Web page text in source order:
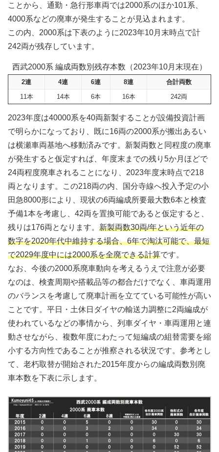
ことから、通勤・急行形車両では2000系のほか101系、
4000系などの廃車が発生することが見込まれます。
この内、2000系は下表のように2023年10月末時点で計
242両が残存しています。
西武2000系 編成両数別残存本数（2023年10月末現在）
2連 4連 6連 8連
合計両数
11本
14本 6本 16本 242両
2023年度は40000系を40両新製することが設備投資計画
で明らかになっており、既に16両の2000系が搬出あるい
は横瀬車両基地へ移動済みです。新製両数と同程度の廃車
が発生すると仮定すれば、年度末までの残り5か月ほどで
24両程度廃車されることになり、2023年度末時点で218
両となります。この218両の内、国分寺線へ投入予定の小
田急8000形により、現状の6両編成所要最大数6本と検査
予備1本を考慮し、42両を置換可能であると仮定すると、
残りは176両となります。 新製両数30両/年という近年の
数字を2020年代中維持する場合、6年で淘汰可能で、最短
で2029年度中には2000系を全廃できる計算です。
なお、今後の2000系廃車動向を考えるうえで注意が必要
なのは、検査周期や搭載品等の都合だけでなく、車両運用
のバランスを考慮して廃車計画を立てている可能性が高い
ことです。平日・土休日ダイヤの輸送力調整に2両編成が
使われているなどの事情から、列車ダイヤ・車両運用と連
動させながら、複数年度にわたって短編成の組替需要を縮
小する方向性であることが推察される状況です。参考とし
て、老朽取替が開始された2015年度からの編成両数別廃
車本数を下表に示します。